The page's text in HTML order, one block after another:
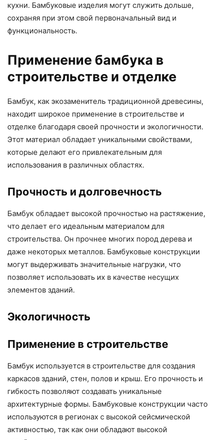
кухни. Бамбуковые изделия могут служить дольше,
сохраняя при этом свой первоначальный вид и
функциональность.
Применение бамбука в
строительстве и отделке
Бамбук, как экозаменитель традиционной древесины,
находит широкое применение в строительстве и
отделке благодаря своей прочности и экологичности.
Этот материал обладает уникальными свойствами,
которые делают его привлекательным для
использования в различных областях.
Прочность и долговечность
Бамбук обладает высокой прочностью на растяжение,
что делает его идеальным материалом для
строительства. Он прочнее многих пород дерева и
даже некоторых металлов. Бамбуковые конструкции
могут выдерживать значительные нагрузки, что
позволяет использовать их в качестве несущих
элементов зданий.
Экологичность
Применение в строительстве
Бамбук используется в строительстве для создания
каркасов зданий, стен, полов и крыш. Его прочность и
гибкость позволяют создавать уникальные
архитектурные формы. Бамбуковые конструкции часто
используются в регионах с высокой сейсмической
активностью, так как они обладают высокой